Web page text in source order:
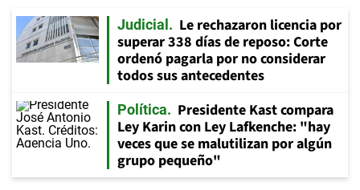
Judicial
Le rechazaron licencia por
superar 338 días de reposo: Corte
ordenó pagarla por no considerar
todos sus antecedentes
Política
Presidente Kast compara
Ley Karin con Ley Lafkenche: "hay
veces que se malutilizan por algún
grupo pequeño"